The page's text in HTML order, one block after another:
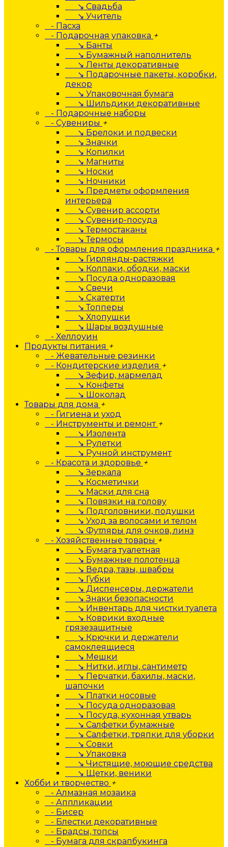
↘ Свадьба
↘ Учитель
- Пасха
- Подарочная упаковка +
↘ Банты
↘ Бумажный наполнитель
↘ Ленты декоративные
↘ Подарочные пакеты, коробки,
декор
↘ Упаковочная бумага
↘ Шильдики декоративные
- Подарочные наборы
- Сувениры +
↘ Брелоки и подвески
↘ Значки
↘ Копилки
↘ Магниты
↘ Носки
↘ Ночники
↘ Предметы оформления
интерьера
↘ Сувенир ассорти
↘ Сувенир-посуда
↘ Термостаканы
↘ Термосы
- Товары для оформления праздника +
↘ Гирлянды-растяжки
↘ Колпаки, ободки, маски
↘ Посуда одноразовая
↘ Свечи
↘ Скатерти
↘ Топперы
↘ Хлопушки
↘ Шары воздушные
- Хеллоуин
Продукты питания +
- Жевательные резинки
- Кондитерские изделия +
↘ Зефир, мармелад
↘ Конфеты
↘ Шоколад
Товары для дома +
- Гигиена и уход
- Инструменты и ремонт +
↘ Изолента
↘ Рулетки
↘ Ручной инструмент
- Красота и здоровье +
↘ Зеркала
↘ Косметички
↘ Маски для сна
↘ Повязки на голову
↘ Подголовники, подушки
↘ Уход за волосами и телом
↘ Футляры для очков, линз
- Хозяйственные товары +
↘ Бумага туалетная
↘ Бумажные полотенца
↘ Ведра, тазы, швабры
↘ Губки
↘ Диспенсеры, держатели
↘ Знаки безопасности
↘ Инвентарь для чистки туалета
↘ Коврики входные
грязезащитные
↘ Крючки и держатели
самоклеящиеся
↘ Мешки
↘ Нитки, иглы, сантиметр
↘ Перчатки, бахилы, маски,
шапочки
↘ Платки носовые
↘ Посуда одноразовая
↘ Посуда, кухонная утварь
↘ Салфетки бумажные
↘ Салфетки, тряпки для уборки
↘ Совки
↘ Упаковка
↘ Чистящие, моющие средства
↘ Щетки, веники
Хобби и творчество +
- Алмазная мозаика
- Аппликации
- Бисер
- Блестки декоративные
- Брадсы, топсы
- Бумага для скрапбукинга